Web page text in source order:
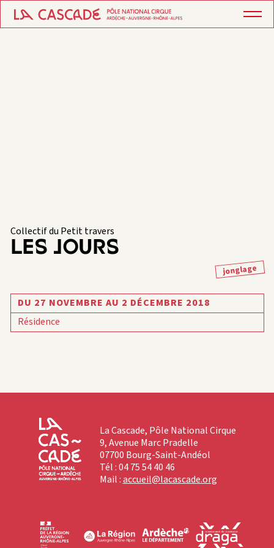
Collectif du Petit travers
LES JOURS
jonglage
DU 27 NOVEMBRE AU 2 DÉCEMBRE 2018
Résidence
La Cascade, Pôle National Cirque
9, Avenue Marc Pradelle
07700 Bourg-Saint-Andéol
Tél : 04 75 54 40 46
Mail :accueil@lacascade.org